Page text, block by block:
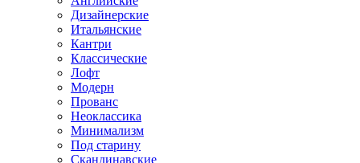
Дизайнерские
Итальянские
Кантри
Классические
Лофт
Модерн
Прованс
Неоклассика
Минимализм
Под старину
Скандинавские